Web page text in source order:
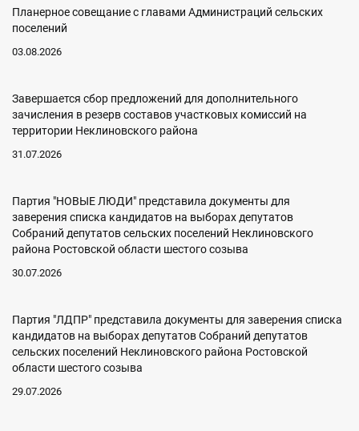
Планерное совещание с главами Администраций сельских
поселений
03.08.2026
Завершается сбор предложений для дополнительного
зачисления в резерв составов участковых комиссий на
территории Неклиновского района
31.07.2026
Партия "НОВЫЕ ЛЮДИ" представила документы для
заверения списка кандидатов на выборах депутатов
Собраний депутатов сельских поселений Неклиновского
района Ростовской области шестого созыва
30.07.2026
Партия "ЛДПР" представила документы для заверения списка
кандидатов на выборах депутатов Собраний депутатов
сельских поселений Неклиновского района Ростовской
области шестого созыва
29.07.2026